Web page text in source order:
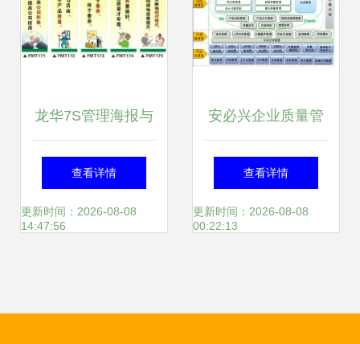
龙华7S管理海报与
珠三角企业7S宣传
挂图实务指南
查看详情
更新时间：2026-08-08
14:47:56
安必兴企业质量管
理信息化系统 重塑
企业管理的智慧引
查看详情
更新时间：2026-08-08
00:22:13